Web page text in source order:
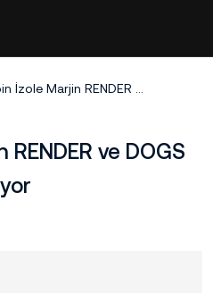
KuCoin İzole Marjin RENDER ve DOGS İşlem Çiftlerini Ekliyor
ve DOGS